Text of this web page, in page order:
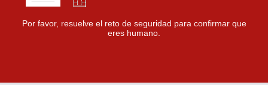
Por favor, resuelve el reto de seguridad para confirmar que
eres humano.